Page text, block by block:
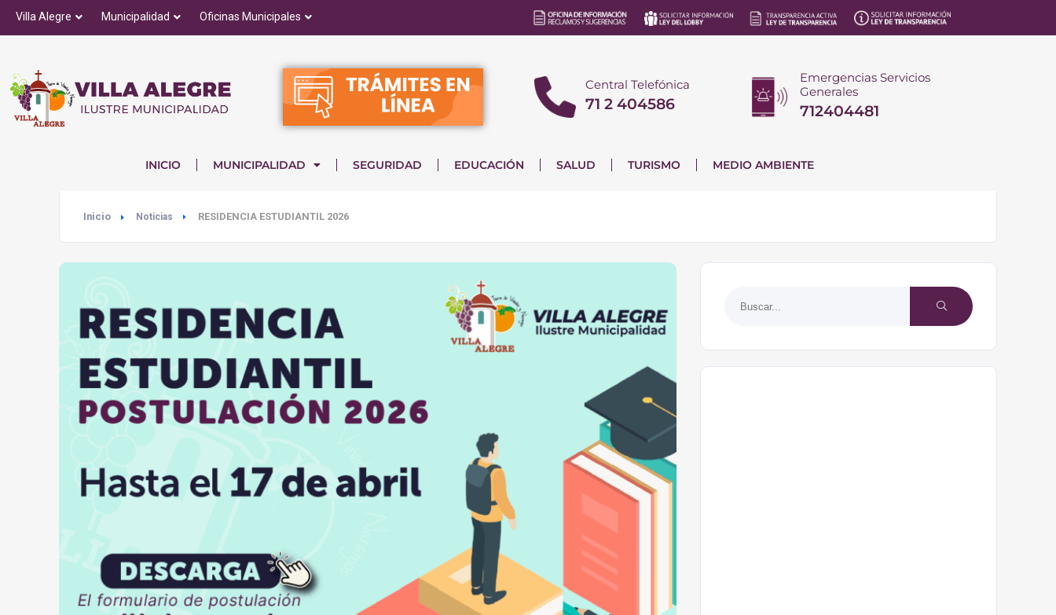
Villa Alegre Municipalidad Oficinas Municipales
Central Telefónica
71 2 404586
Emergencias Servicios
Generales
712404481
INICIO MUNICIPALIDAD SEGURIDAD EDUCACIÓN SALUD TURISMO MEDIO AMBIENTE
Inicio Noticias RESIDENCIA ESTUDIANTIL 2026